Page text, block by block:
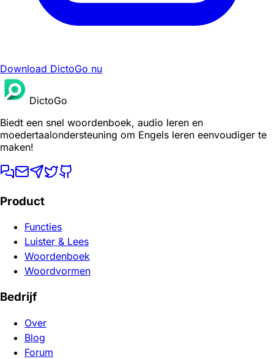
Download DictoGo nu
DictoGo
Biedt een snel woordenboek, audio leren en
moedertaalondersteuning om Engels leren eenvoudiger te
maken!
Product
Functies
Luister & Lees
Woordenboek
Woordvormen
Bedrijf
Over
Blog
Forum